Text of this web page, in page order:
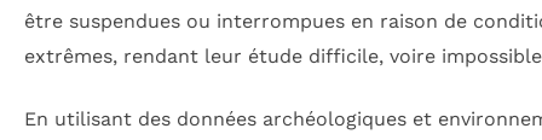
être suspendues ou interrompues en raison de
extrêmes, rendant leur étude difficile, voire
En utilisant des données archéologiques et